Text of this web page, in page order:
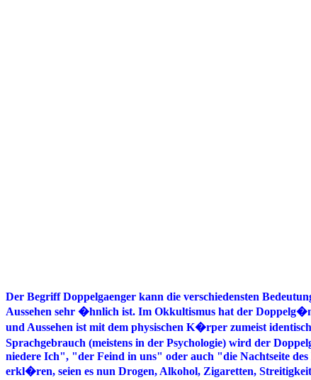
Der Begriff Doppelgaenger kann die verschiedensten
Aussehen sehr �hnlich ist. Im Okkultismus hat der
und Aussehen ist mit dem physischen K�rper zumeist
Sprachgebrauch (meistens in der Psychologie) wird der
niedere Ich", "der Feind in uns" oder auch "die Nachtseite des
erkl�ren, seien es nun Drogen, Alkohol, Zigaretten,